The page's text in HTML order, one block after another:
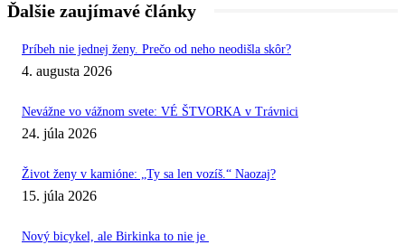
Ďalšie zaujímavé články
Príbeh nie jednej ženy. Prečo od neho neodišla skôr?
4. augusta 2026
Nevážne vo vážnom svete: VÉ ŠTVORKA v Trávnici
24. júla 2026
Život ženy v kamióne: „Ty sa len vozíš.“ Naozaj?
15. júla 2026
Nový bicykel, ale Birkinka to nie je